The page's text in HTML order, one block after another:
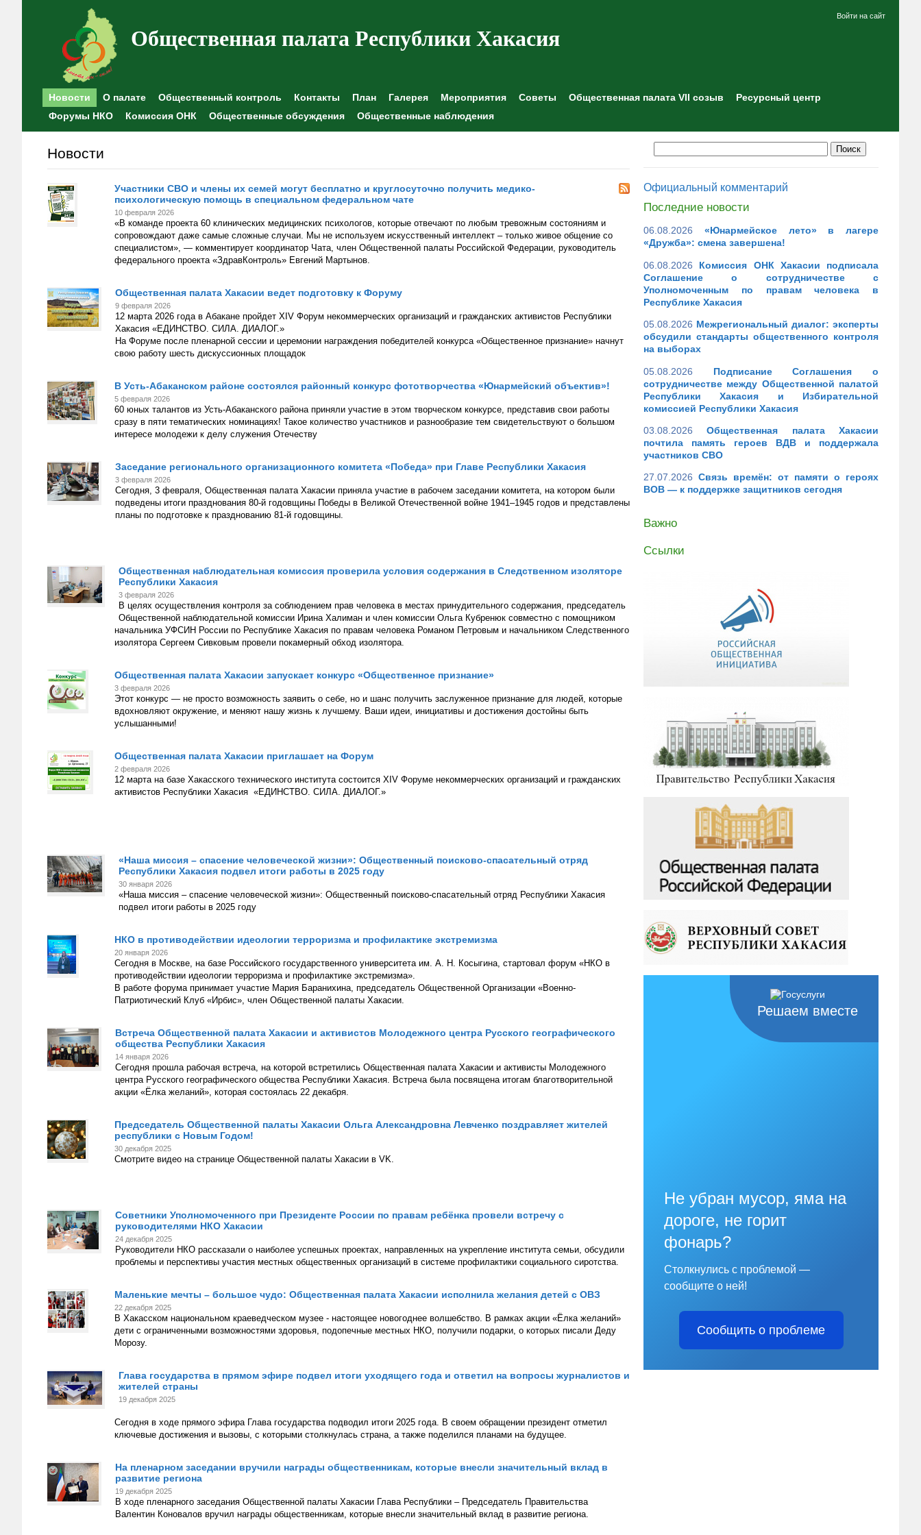
Общественная палата Республики Хакасия
Войти на сайт
Новости О палате Общественный контроль Контакты План Галерея Мероприятия Советы Общественная палата VII созыв
Ресурсный центр
Форумы НКО
Комиссия ОНК Общественные обсуждения Общественные наблюдения
Новости
Участники СВО и члены их семей могут бесплатно и круглосуточно получить медико-
психологическую помощь в специальном федеральном чате
10 февраля 2026
«В команде проекта 60 клинических медицинских психологов, которые отвечают по любым тревожным состояниям и
сопровождают даже самые сложные случаи. Мы не используем искусственный интеллект – только живое общение со
специалистом», — комментирует координатор Чата, член Общественной палаты Российской Федерации, руководитель
федерального проекта «ЗдравКонтроль» Евгений Мартынов.
Общественная палата Хакасии ведет подготовку к Форуму
9 февраля 2026
12 марта 2026 года в Абакане пройдет XIV Форум некоммерческих организаций и гражданских активистов Республики
Хакасия «ЕДИНСТВО. СИЛА. ДИАЛОГ.»
На Форуме после пленарной сессии и церемонии награждения победителей конкурса «Общественное признание» начнут
свою работу шесть дискуссионных площадок
В Усть-Абаканском районе состоялся районный конкурс фототворчества «Юнармейский объектив»!
5 февраля 2026
60 юных талантов из Усть-Абаканского района приняли участие в этом творческом конкурсе, представив свои работы
сразу в пяти тематических номинациях! Такое количество участников и разнообразие тем свидетельствуют о большом
интересе молодежи к делу служения Отечеству
Заседание регионального организационного комитета «Победа» при Главе Республики Хакасия
3 февраля 2026
Сегодня, 3 февраля, Общественная палата Хакасии приняла участие в рабочем заседании комитета, на котором были
подведены итоги празднования 80-й годовщины Победы в Великой Отечественной войне 1941–1945 годов и представлены
планы по подготовке к празднованию 81-й годовщины.
Общественная наблюдательная комиссия проверила условия содержания в Следственном изоляторе
Республики Хакасия
3 февраля 2026
В целях осуществления контроля за соблюдением прав человека в местах принудительного содержания, председатель
Общественной наблюдательной комиссии Ирина Халиман и член комиссии Ольга Кубренюк совместно с помощником
начальника УФСИН России по Республике Хакасия по правам человека Романом Петровым и начальником Следственного
изолятора Сергеем Сивковым провели покамерный обход изолятора.
Общественная палата Хакасии запускает конкурс «Общественное признание»
3 февраля 2026
Этот конкурс — не просто возможность заявить о себе, но и шанс получить заслуженное признание для людей, которые
вдохновляют окружение, и меняют нашу жизнь к лучшему. Ваши идеи, инициативы и достижения достойны быть
услышанными!
Общественная палата Хакасии приглашает на Форум
2 февраля 2026
12 марта на базе Хакасского технического института состоится XIV Форуме некоммерческих организаций и гражданских
активистов Республики Хакасия «ЕДИНСТВО. СИЛА. ДИАЛОГ.»
«Наша миссия – спасение человеческой жизни»: Общественный поисково-спасательный отряд
Республики Хакасия подвел итоги работы в 2025 году
30 января 2026
«Наша миссия – спасение человеческой жизни»: Общественный поисково-спасательный отряд Республики Хакасия
подвел итоги работы в 2025 году
НКО в противодействии идеологии терроризма и профилактике экстремизма
20 января 2026
Сегодня в Москве, на базе Российского государственного университета им. А. Н. Косыгина, стартовал форум «НКО в
противодействии идеологии терроризма и профилактике экстремизма».
В работе форума принимает участие Мария Баранихина, председатель Общественной Организации «Военно-
Патриотический Клуб «Ирбис», член Общественной палаты Хакасии.
Встреча Общественной палата Хакасии и активистов Молодежного центра Русского географического
общества Республики Хакасия
14 января 2026
Сегодня прошла рабочая встреча, на которой встретились Общественная палата Хакасии и активисты Молодежного
центра Русского географического общества Республики Хакасия. Встреча была посвящена итогам благотворительной
акции «Ёлка желаний», которая состоялась 22 декабря.
Председатель Общественной палаты Хакасии Ольга Александровна Левченко поздравляет жителей
республики с Новым Годом!
30 декабря 2025
Смотрите видео на странице Общественной палаты Хакасии в VK.
Советники Уполномоченного при Президенте России по правам ребёнка провели встречу с
руководителями НКО Хакасии
24 декабря 2025
Руководители НКО рассказали о наиболее успешных проектах, направленных на укрепление института семьи, обсудили
проблемы и перспективы участия местных общественных организаций в системе профилактики социального сиротства.
Маленькие мечты – большое чудо: Общественная палата Хакасии исполнила желания детей с ОВЗ
22 декабря 2025
В Хакасском национальном краеведческом музее - настоящее новогоднее волшебство. В рамках акции «Ёлка желаний»
дети с ограниченными возможностями здоровья, подопечные местных НКО, получили подарки, о которых писали Деду
Морозу.
Глава государства в прямом эфире подвел итоги уходящего года и ответил на вопросы журналистов и
жителей страны
19 декабря 2025
Сегодня в ходе прямого эфира Глава государства подводил итоги 2025 года. В своем обращении президент отметил
ключевые достижения и вызовы, с которыми столкнулась страна, а также поделился планами на будущее.
На пленарном заседании вручили награды общественникам, которые внесли значительный вклад в
развитие региона
19 декабря 2025
В ходе пленарного заседания Общественной палаты Хакасии Глава Республики – Председатель Правительства
Валентин Коновалов вручил награды общественникам, которые внесли значительный вклад в развитие региона.
Официальный комментарий
Последние новости
06.08.2026
«Юнармейское лето» в лагере
«Дружба»: смена завершена!
06.08.2026
Комиссия ОНК Хакасии подписала
Соглашение о сотрудничестве с
Уполномоченным по правам человека в
Республике Хакасия
05.08.2026 Межрегиональный диалог: эксперты
обсудили стандарты общественного контроля
на выборах
05.08.2026
Подписание Соглашения о
сотрудничестве между Общественной палатой
Республики Хакасия и Избирательной
комиссией Республики Хакасия
03.08.2026
Общественная палата Хакасии
почтила память героев ВДВ и поддержала
участников СВО
27.07.2026 Связь времён: от памяти о героях
ВОВ — к поддержке защитников сегодня
Важно
Ссылки
Решаем вместе
Не убран мусор, яма на
дороге, не горит
фонарь?
Столкнулись с проблемой —
сообщите о ней!
Сообщить о проблеме